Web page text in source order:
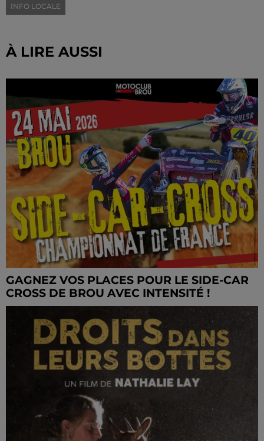
INFO LOCALE
À LIRE AUSSI
GAGNEZ VOS PLACES POUR LE SIDE-CAR
CROSS DE BROU AVEC INTENSITÉ !